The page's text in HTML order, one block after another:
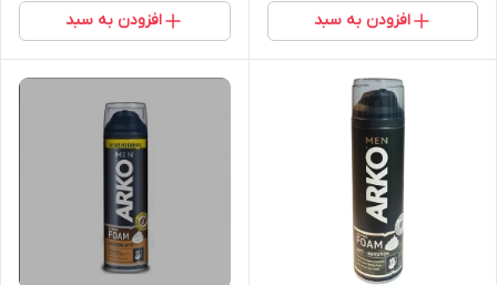
افزودن به سبد افزودن به سبد